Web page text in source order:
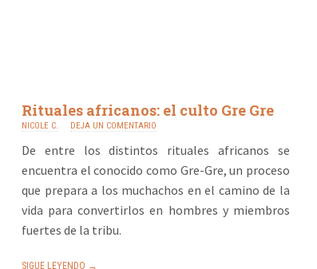
Rituales africanos: el culto Gre Gre
NICOLE C. DEJA UN COMENTARIO
De entre los distintos rituales africanos se
encuentra el conocido como Gre-Gre, un proceso
que prepara a los muchachos en el camino de la
vida para convertirlos en hombres y miembros
fuertes de la tribu.
SIGUE LEYENDO →